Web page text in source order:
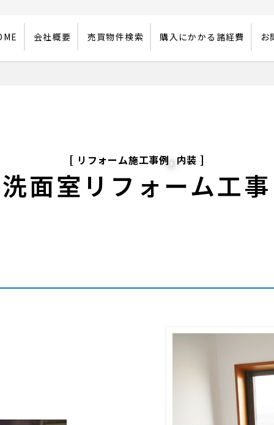
会社概要 売買物件検索 購入にかかる諸経費 お
リフォーム施工事例, 内装
洗面室リフォーム工事